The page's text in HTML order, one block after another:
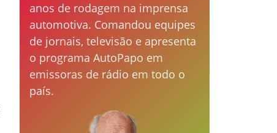
anos de rodagem na imprensa
automotiva. Comandou equipes
de jornais, televisão e apresenta
o programa AutoPapo em
emissoras de rádio em todo o
país.